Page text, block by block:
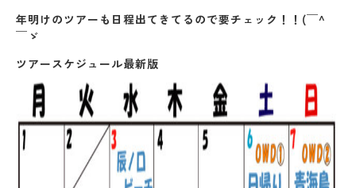
年明けのツアーも日程出てきてるので要チェック！！(￣^
￣ゞ
ツアースケジュール最新版